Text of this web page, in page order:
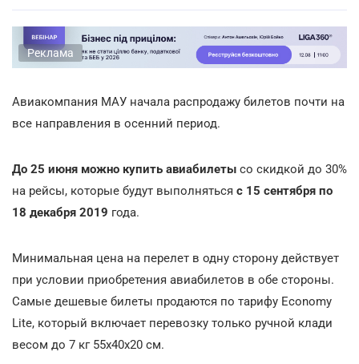
Реклама
Авиакомпания МАУ начала распродажу билетов почти на
все направления в осенний период.
До 25 июня можно купить авиабилеты со скидкой до 30%
на рейсы, которые будут выполняться с 15 сентября по
18 декабря 2019 года.
Минимальная цена на перелет в одну сторону действует
при условии приобретения авиабилетов в обе стороны.
Самые дешевые билеты продаются по тарифу Economy
Lite, который включает перевозку только ручной клади
весом до 7 кг 55х40х20 см.